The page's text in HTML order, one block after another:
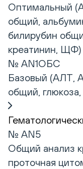
Оптимальный
общий,
билирубин
креатинин, ЩФ)
№ AN1ОБС
Базовый (АЛТ,
общий,
№ AN5
Общий анализ
проточная